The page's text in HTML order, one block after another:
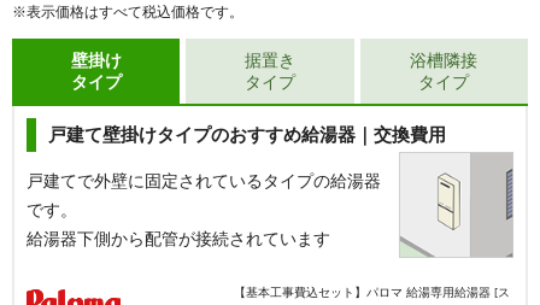
※表示価格はすべて税込価格です。
壁掛け
タイプ
戸建て壁掛けタイプのおすすめ給湯器｜交換費用
戸建てで外壁に固定されているタイプの給湯器
です。
給湯器下側から配管が接続されています
【基本工事費込セット】
パロマ 給湯専用給湯器 [ス
据置き
タイプ
浴槽隣接
タイプ